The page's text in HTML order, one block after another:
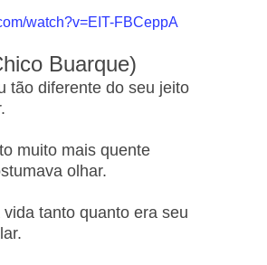
watch?v=EIT-FBCeppA
Buarque)
tão diferente do seu jeito
muito mais quente
olhar.
tanto quanto era seu